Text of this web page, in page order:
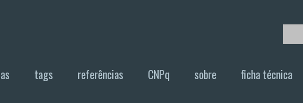
tags referências CNPq sobre ficha técnica